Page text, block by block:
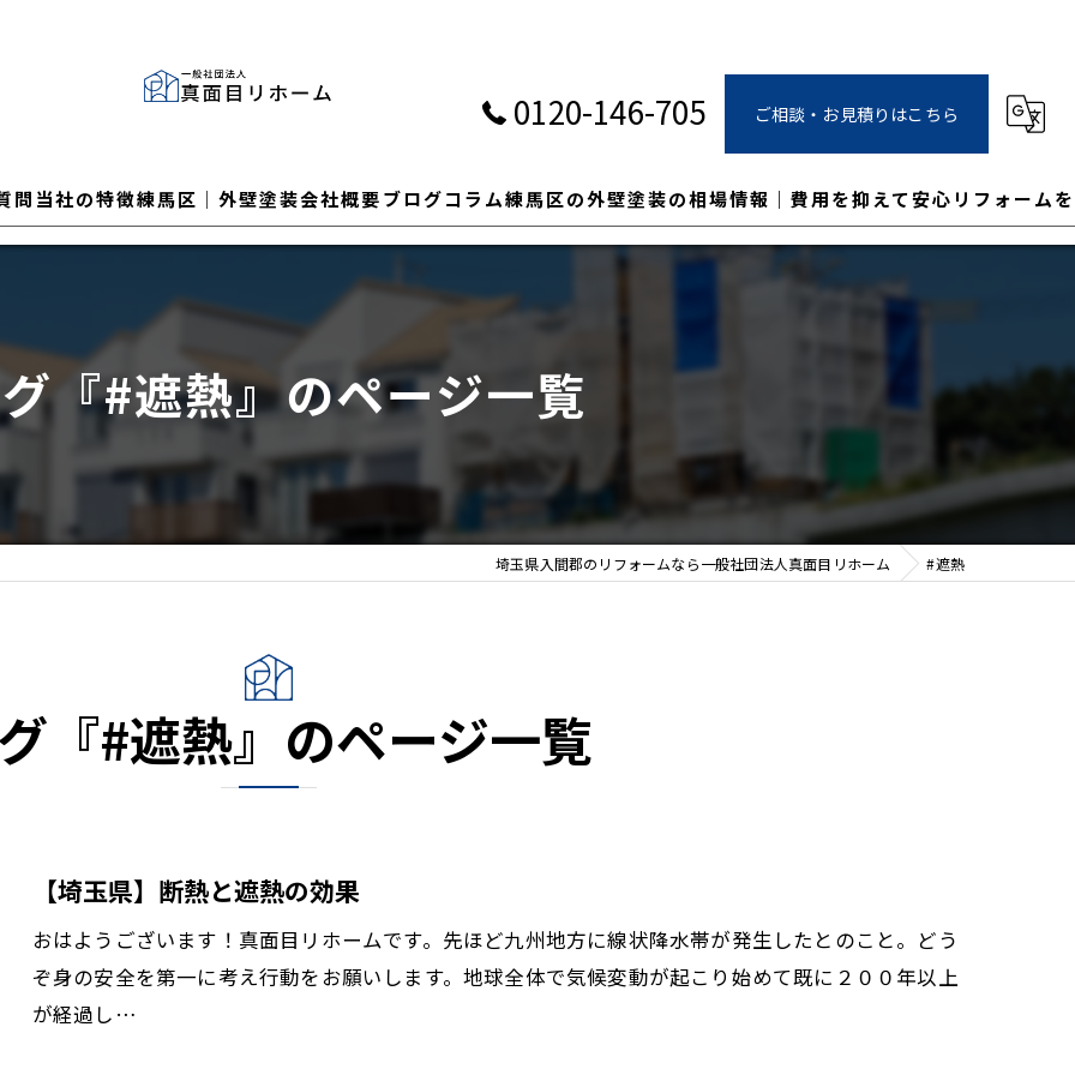
0120-146-705 ご相談・お見積りはこちら
問 当社の特徴
カバー工法
練馬区│外壁塗装会社概要ブログコラム練馬区の外壁塗装の相場情報｜費用を抑えて安心リフォームを
『#遮熱』のページ一覧
埼玉県入間郡のリフォームなら一般社団法人真面目リホーム #遮熱
『#遮熱』のページ一覧
【埼玉県】断熱と遮熱の効果
おはようございます！真面目リホームです。先ほど九州地方に線状降水帯が発生したとのこと。どう
ぞ身の安全を第一に考え行動をお願いします。地球全体で気候変動が起こり始めて既に２００年以上
が経過し…